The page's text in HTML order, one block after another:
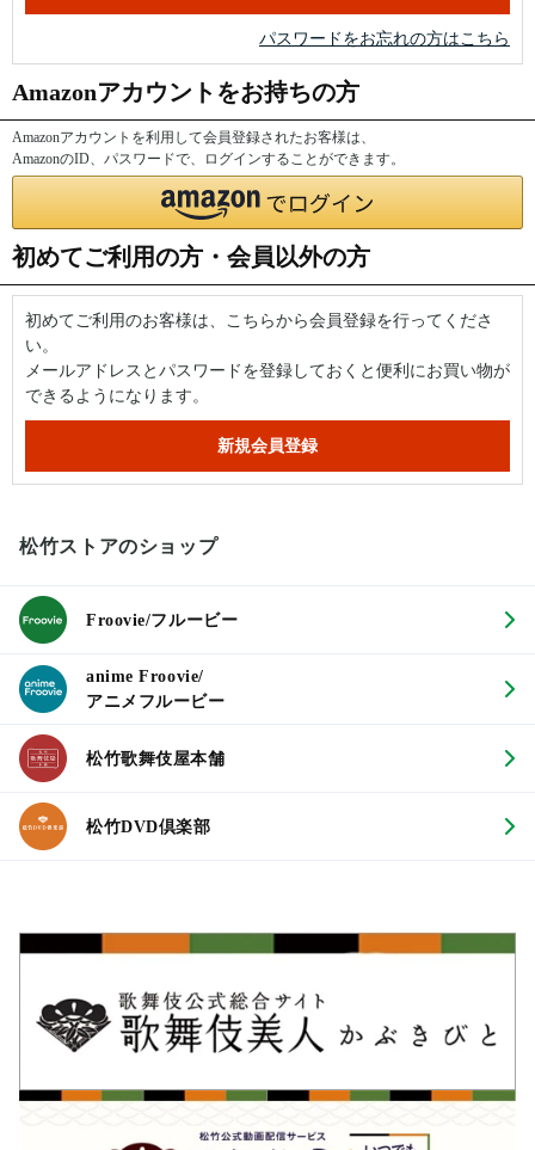
パスワードをお忘れの方はこちら
Amazonアカウントをお持ちの方
Amazonアカウントを利用して会員登録されたお客様は、
AmazonのID、パスワードで、ログインすることができます。
初めてご利用の方・会員以外の方
初めてご利用のお客様は、こちらから会員登録を行ってくださ
い。
メールアドレスとパスワードを登録しておくと便利にお買い物が
できるようになります。
松竹ストアのショップ
Froovie/フルービー
anime Froovie/
アニメフルービー
松竹歌舞伎屋本舗
松竹DVD倶楽部